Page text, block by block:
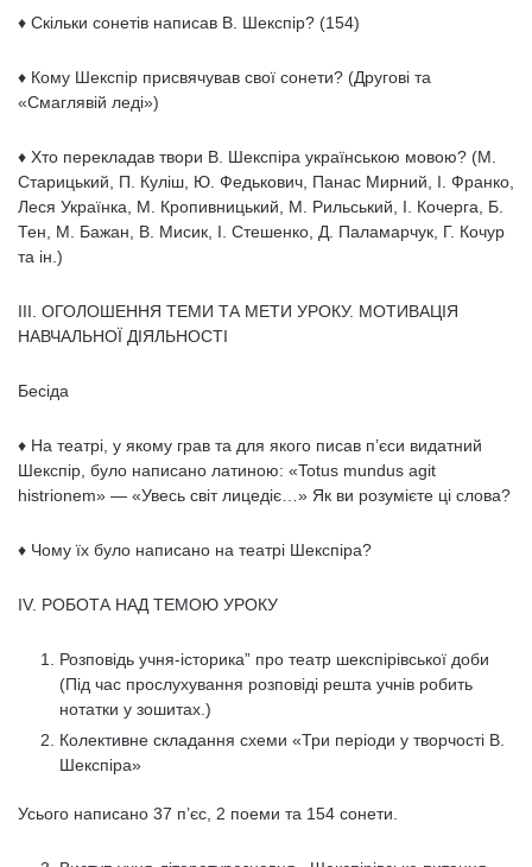
♦ Скільки сонетів написав В. Шекспір? (154)
♦ Кому Шекспір присвячував свої сонети? (Другові та
«Смаглявій леді»)
♦ Хто перекладав твори В. Шекспіра українською мовою? (М.
Старицький, П. Куліш, Ю. Федькович, Панас Мирний, І. Франко,
Леся Українка, М. Кропивницький, М. Рильський, І. Кочерга, Б.
Тен, М. Бажан, В. Мисик, І. Стешенко, Д. Паламарчук, Г. Кочур
та ін.)
III. ОГОЛОШЕННЯ ТЕМИ ТА МЕТИ УРОКУ. МОТИВАЦІЯ
НАВЧАЛЬНОЇ ДІЯЛЬНОСТІ
Бесіда
♦ На театрі, у якому грав та для якого писав п’‎єси видатний
Шекспір, було написано латиною: «Totus mundus agit
histrionem» — «Увесь світ лицедіє…» Як ви розумієте ці слова?
♦ Чому їх було написано на театрі Шекспіра?
ІV. РОБОТА НАД ТЕМОЮ УРОКУ
Розповідь учня-історика” про театр шекспірівської доби
(Під час прослухування розповіді решта учнів робить
нотатки у зошитах.)
Колективне складання схеми «Три періоди у творчості В.
Шекспіра»
Усього написано 37 п’‎єс, 2 поеми та 154 сонети.